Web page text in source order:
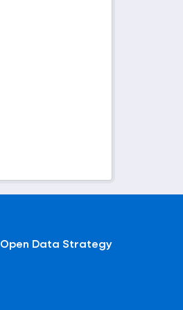
Open Data Strategy